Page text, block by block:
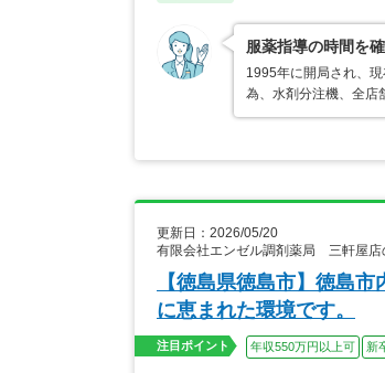
服薬指導の時間を
1995年に開局され、
為、水剤分注機、全店
更新日：2026/05/20
有限会社エンゼル調剤薬局 三軒屋店
【徳島県徳島市】徳島
に恵まれた環境です。
注目ポイント 年収550万円以上可 新